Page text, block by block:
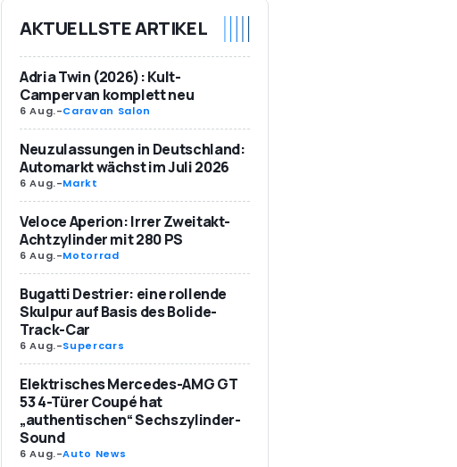
AKTUELLSTE ARTIKEL
Adria Twin (2026): Kult-
Campervan komplett neu
6 Aug.-Caravan Salon
Neuzulassungen in Deutschland:
Automarkt wächst im Juli 2026
6 Aug.-Markt
Veloce Aperion: Irrer Zweitakt-
Achtzylinder mit 280 PS
6 Aug.-Motorrad
Bugatti Destrier: eine rollende
Skulpur auf Basis des Bolide-
Track-Car
6 Aug.-Supercars
Elektrisches Mercedes-AMG GT
53 4-Türer Coupé hat
„authentischen“ Sechszylinder-
Sound
6 Aug.-Auto News